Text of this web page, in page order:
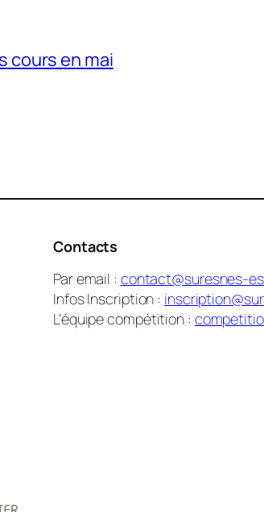
cours en mai
Contacts
Par email : contact@suresnes-
Infos Inscription :
L’équipe compétition :